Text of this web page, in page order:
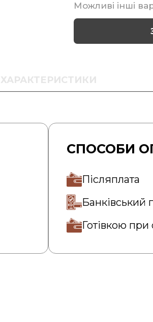
Можливі інші
ХАРАКТЕРИСТИКИ
СПОСОБИ
Післяплата
Банківський
Готівкою при